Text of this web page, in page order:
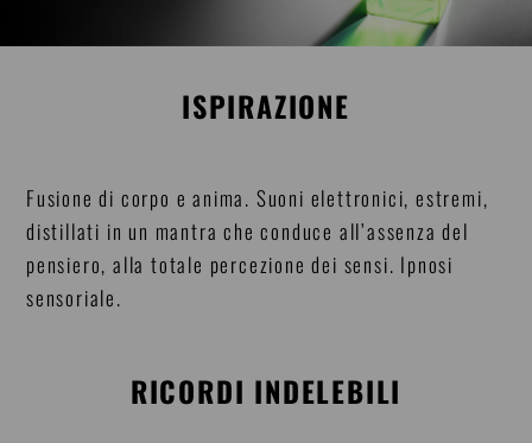
ISPIRAZIONE
Fusione di corpo e anima. Suoni elettronici, estremi,
distillati in un mantra che conduce all’assenza del
pensiero, alla totale percezione dei sensi. Ipnosi
sensoriale.
RICORDI INDELEBILI